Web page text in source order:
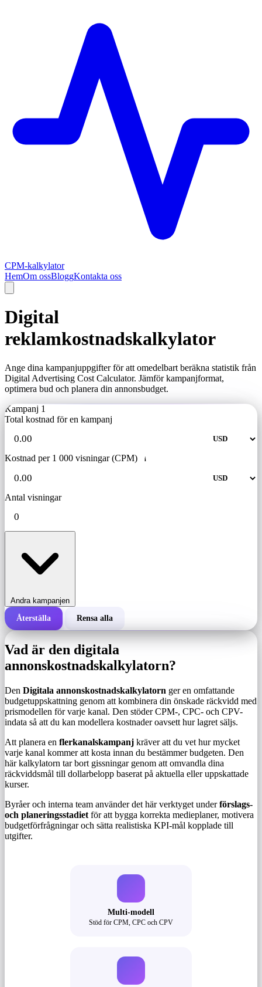
CPM-kalkylator
HemOm ossBloggKontakta oss
Digital
reklamkostnadskalkylator
Ange dina kampanjuppgifter för att omedelbart beräkna statistik från
Digital Advertising Cost Calculator. Jämför kampanjformat,
optimera bud och planera din annonsbudget.
Kampanj 1
Total kostnad för en kampanj
Kostnad per 1 000 visningar (CPM) i
Antal visningar
Andra kampanjen
Total kostnad för en kampanj
Kostnad per 1 000 visningar (CPM) i
Antal visningar
Återställa Rensa alla
Vad är den digitala
annonskostnadskalkylatorn?
Den Digitala annonskostnadskalkylatorn ger en omfattande
budgetuppskattning genom att kombinera din önskade räckvidd med
prismodellen för varje kanal. Den stöder CPM-, CPC- och CPV-
indata så att du kan modellera kostnader oavsett hur lagret säljs.
Att planera en flerkanalskampanj kräver att du vet hur mycket
varje kanal kommer att kosta innan du bestämmer budgeten. Den
här kalkylatorn tar bort gissningar genom att omvandla dina
räckviddsmål till dollarbelopp baserat på aktuella eller uppskattade
kurser.
Byråer och interna team använder det här verktyget underförslags-
och planeringsstadiet för att bygga korrekta medieplaner, motivera
budgetförfrågningar och sätta realistiska KPI-mål kopplade till
utgifter.
Multi-modell
Stöd för CPM, CPC och CPV